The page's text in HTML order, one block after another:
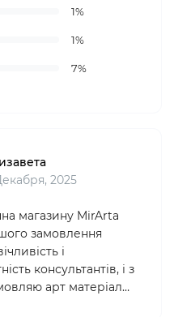
1%
1%
7%
2025
магазину MirArta
замовлення
і
консультантів, і з
арт матеріали